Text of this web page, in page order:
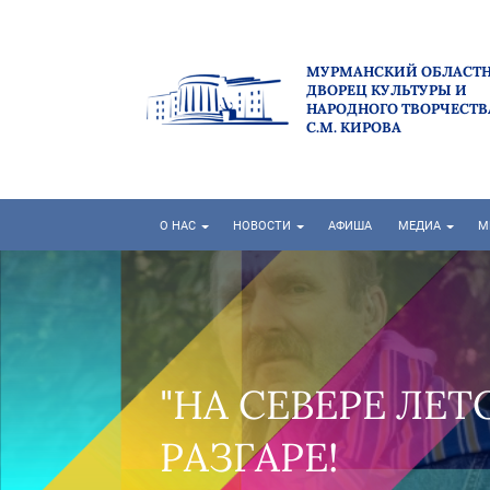
МУРМАНСКИЙ
ДВОРЕЦ КУЛЬТУРЫ И
НАРОДНОГО
С.М. КИРОВА
О НАС НОВОСТИ АФИША МЕДИА
В САМОМ